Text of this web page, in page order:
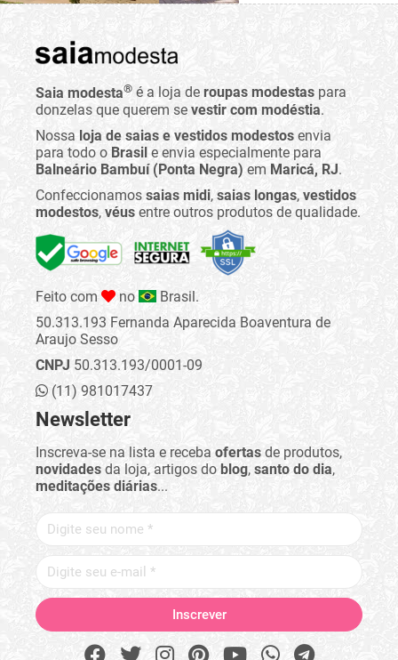
Saia modesta® é a loja de roupas modestas para
donzelas que querem se vestir com modéstia.
Nossa loja de saias e vestidos modestos envia
para todo o Brasil e envia especialmente para
Balneário Bambuí (Ponta Negra) em Maricá, RJ.
Confeccionamos saias midi, saias longas, vestidos
modestos, véus entre outros produtos de qualidade.
Feito com no
Brasil.
50.313.193 Fernanda Aparecida Boaventura de
Araujo Sesso
CNPJ 50.313.193/0001-09
(11) 981017437
Newsletter
Inscreva-se na lista e receba ofertas de produtos,
novidades da loja, artigos do blog, santo do dia,
meditações diárias...